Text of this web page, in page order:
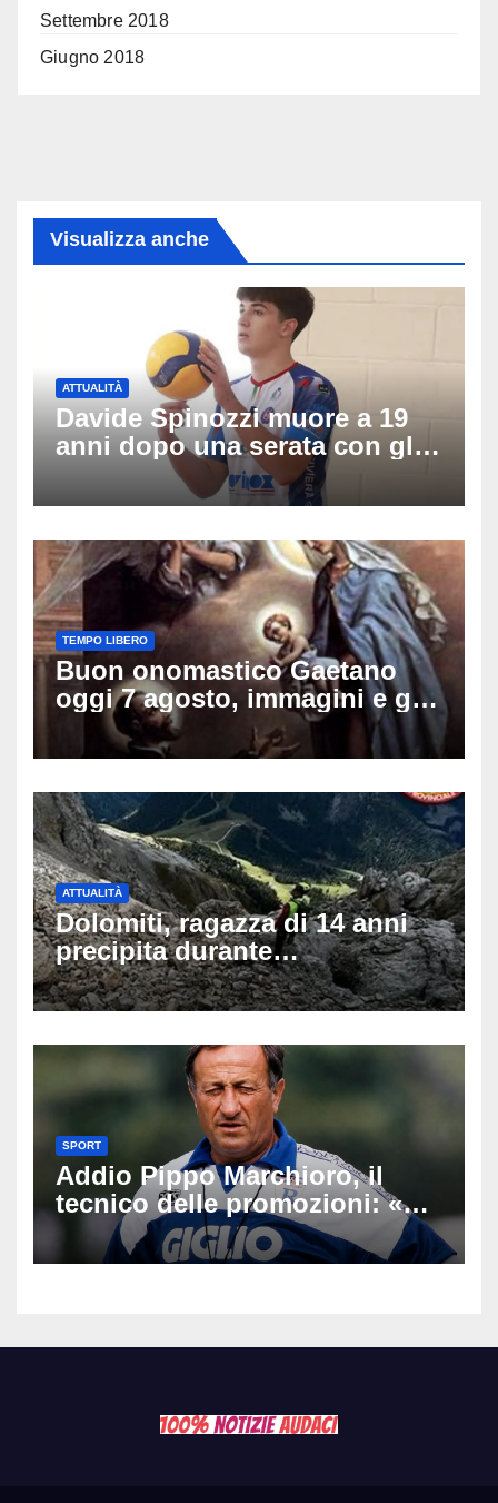
Settembre 2018
Giugno 2018
Visualizza anche
ATTUALITÀ
Davide Spinozzi muore a 19
anni dopo una serata con gli
amici: il mistero dello
schianto senza frenata
TEMPO LIBERO
Buon onomastico Gaetano
oggi 7 agosto, immagini e gif
di auguri da condividere sui
social
ATTUALITÀ
Dolomiti, ragazza di 14 anni
precipita durante
un’escursione: tragedia sul
Latemar davanti alla famiglia
SPORT
Addio Pippo Marchioro, il
tecnico delle promozioni: «Ha
scritto pagine indimenticabili
del nostro calcio»